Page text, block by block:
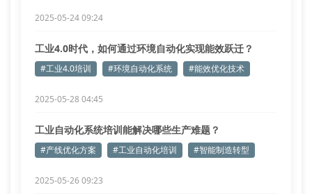
2025-05-24 09:24
工业4.0时代，如何通过环境自动化实现能效跃迁？
#工业4.0培训 #环境自动化系统 #能效优化技术
2025-05-28 04:45
工业自动化系统培训能解决哪些生产难题？
#产线优化方案 #工业自动化培训 #智能制造转型
2025-05-26 09:23